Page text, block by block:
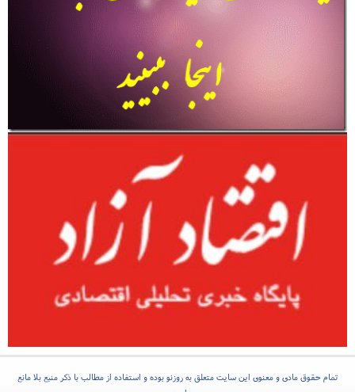
تمام حقوق مادی و معنوی این سایت متعلق به روزنو بوده و استفاده از مطالب با ذکر منبع بلا مانع